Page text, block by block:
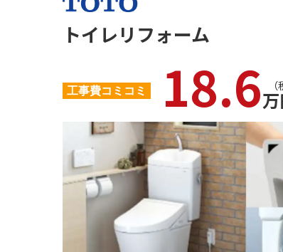
トイレリフォーム
工事費コミコミ 18.6